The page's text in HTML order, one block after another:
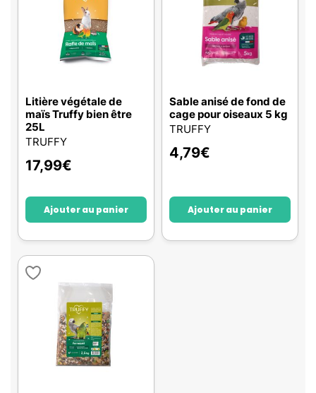
Litière végétale de
maïs Truffy bien être
25L
TRUFFY
17,99€
Ajouter au panier
Sable anisé de fond de
cage pour oiseaux 5 kg
TRUFFY
4,79€
Ajouter au panier